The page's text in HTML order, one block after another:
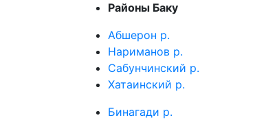
Районы Баку
Абшерон р.
Нариманов р.
Сабунчинский р.
Хатаинский р.
Бинагади р.